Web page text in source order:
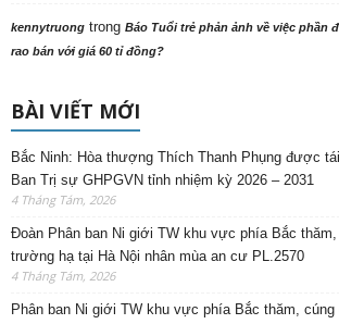
kennytruong trong Báo Tuổi trẻ phản ảnh về việc phần
rao bán với giá 60 tỉ đồng?
BÀI VIẾT MỚI
Bắc Ninh: Hòa thượng Thích Thanh Phụng được
Ban Trị sự GHPGVN tỉnh nhiệm kỳ 2026 – 2031
4 Tháng Tám, 2026
Đoàn Phân ban Ni giới TW khu vực phía Bắc thăm,
trường hạ tại Hà Nội nhân mùa an cư PL.2570
4 Tháng Tám, 2026
Phân ban Ni giới TW khu vực phía Bắc thăm,